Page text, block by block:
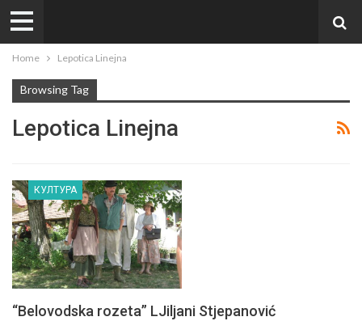
Home Lepotica Linejna
Browsing Tag
Lepotica Linejna
КУЛТУРА
“Belovodska rozeta” LJiljani Stjepanović